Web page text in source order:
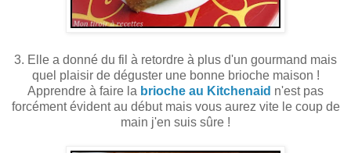
3. Elle a donné du fil à retordre à plus d'un gourmand mais
quel plaisir de déguster une bonne brioche maison !
Apprendre à faire la brioche au Kitchenaid n'est pas
forcément évident au début mais vous aurez vite le coup de
main j'en suis sûre !